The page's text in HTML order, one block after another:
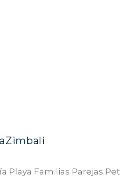
Playa Familias Parejas Pet